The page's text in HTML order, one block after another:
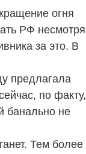
огня
РФ несмотря
за это. В
предлагала
по факту,
банально не
Тем более